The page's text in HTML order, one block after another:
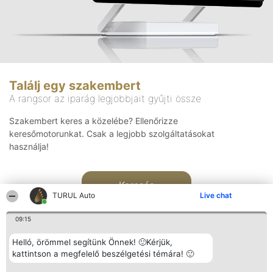
TURUL Auto Live chat
09:15
Helló, örömmel segítünk Önnek! 🙂Kérjük,
kattintson a megfelelő beszélgetési témára! 🙂
Találj egy szakembert
A rangsor az iparág legjobbjait gyűjti össze
Szakembert keres a közelébe? Ellenőrizze
keresőmotorunkat. Csak a legjobb szolgáltatásokat
használja!
Keresés